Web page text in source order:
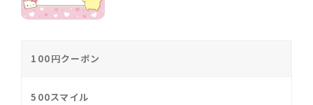
100円クーポン
500スマイル